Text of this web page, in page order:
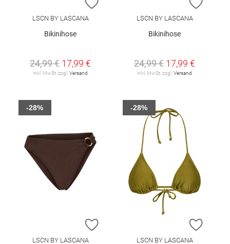
LSCN BY LASCANA
Bikinihose
24,99 € 17,99 €
inkl. MwSt. zzgl. Versand
LSCN BY LASCANA
Bikinihose
24,99 € 17,99 €
inkl. MwSt. zzgl. Versand
ZUR WUNSCHLISTE HINZUFÜGEN
LSCN BY LASCANA
-28%
ZUR
LSCN BY LASCANA
-28%